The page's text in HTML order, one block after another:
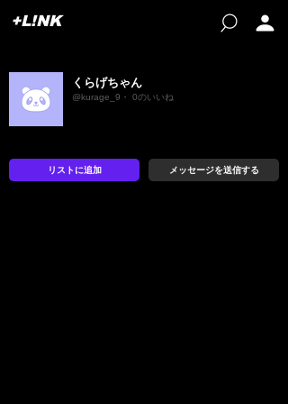
+L!NK
くらげちゃん
@kurage_9・ 0のいいね
リストに追加 メッセージを送信する